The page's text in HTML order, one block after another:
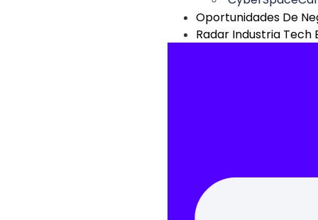
Oportunidades De
Radar Industria Tech